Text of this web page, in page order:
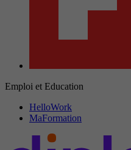
Emploi et Education
HelloWork
MaFormation